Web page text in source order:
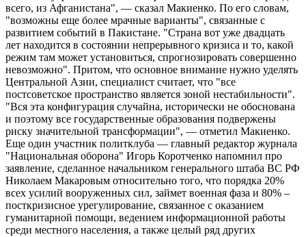
всего, из Афганистана", — сказал Макиенко. По его словам,
"возможны еще более мрачные варианты", связанные с
развитием событий в Пакистане. "Страна вот уже двадцать
лет находится в состоянии непрерывного кризиса и то, какой
режим там может установиться, спрогнозировать совершенно
невозможно". Притом, что основное внимание нужно уделять
Центральной Азии, специалист считает, что "все
постсоветское пространство является зоной нестабильности".
"Вся эта конфигурация случайна, исторически не обоснована
и поэтому все государственные образования подвержены
риску значительной трансформации", — отметил Макиенко.
Еще один участник политклуба — главный редактор журнала
"Национальная оборона" Игорь Коротченко напомнил про
заявление, сделанное начальником генерального штаба ВС РФ
Николаем Макаровым относительно того, что порядка 20%
всех усилий вооруженных сил, займет военная фаза и 80% –
посткризисное урегулирование, связанное с оказанием
гуманитарной помощи, ведением информационной работы
среди местного населения, а также целый ряд других